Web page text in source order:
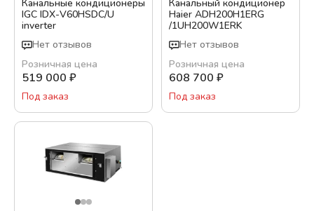
Канальные кондиционеры
IGC IDХ-V60HSDC/U
inverter
Нет отзывов
Розничная цена
519 000 ₽
Под заказ
Канальный кондиционер
Haier ADH200H1ERG
/1UH200W1ERK
Нет отзывов
Розничная цена
608 700 ₽
Под заказ